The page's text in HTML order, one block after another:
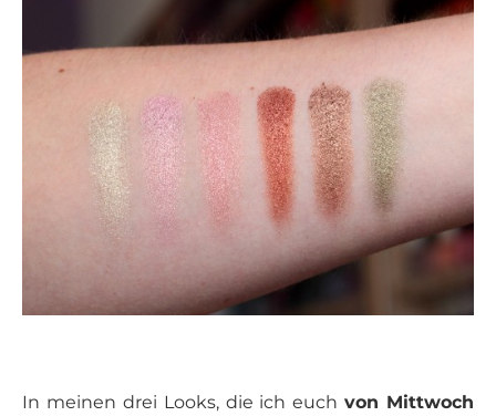
In meinen drei Looks, die ich euchvon Mittwoch